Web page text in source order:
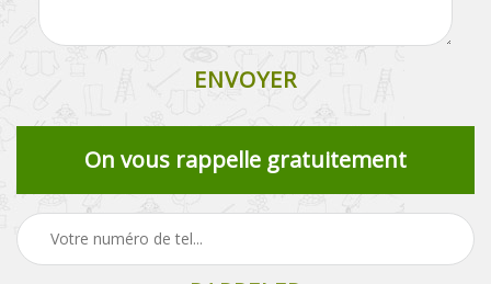
On vous rappelle gratuitement